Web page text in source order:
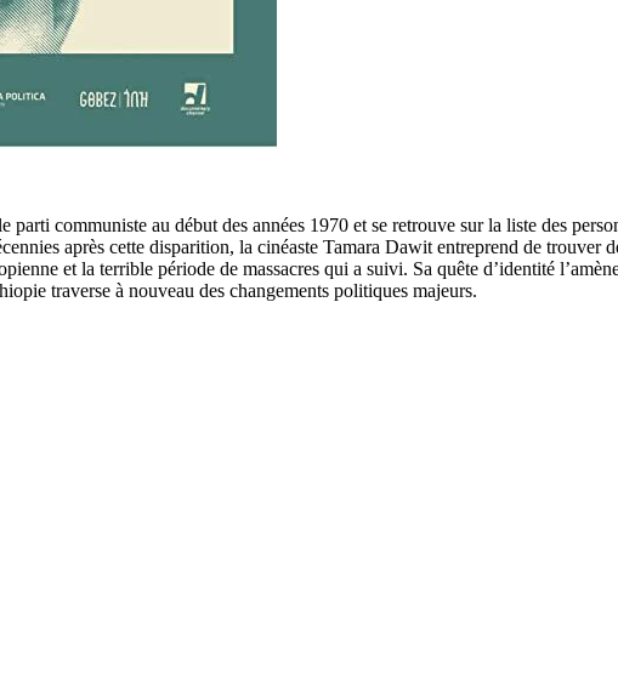
communiste au début des années 1970 et se retrouve sur la liste des
après cette disparition, la cinéaste Tamara Dawit entreprend de trouver
et la terrible période de massacres qui a suivi. Sa quête d’identité
traverse à nouveau des changements politiques majeurs.